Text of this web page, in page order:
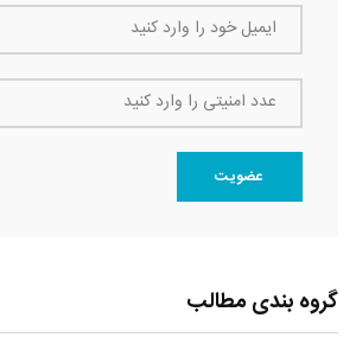
ایمیل خود را وارد کنید
عدد امنیتی را وارد کنید
عضویت
گروه بندی مطالب